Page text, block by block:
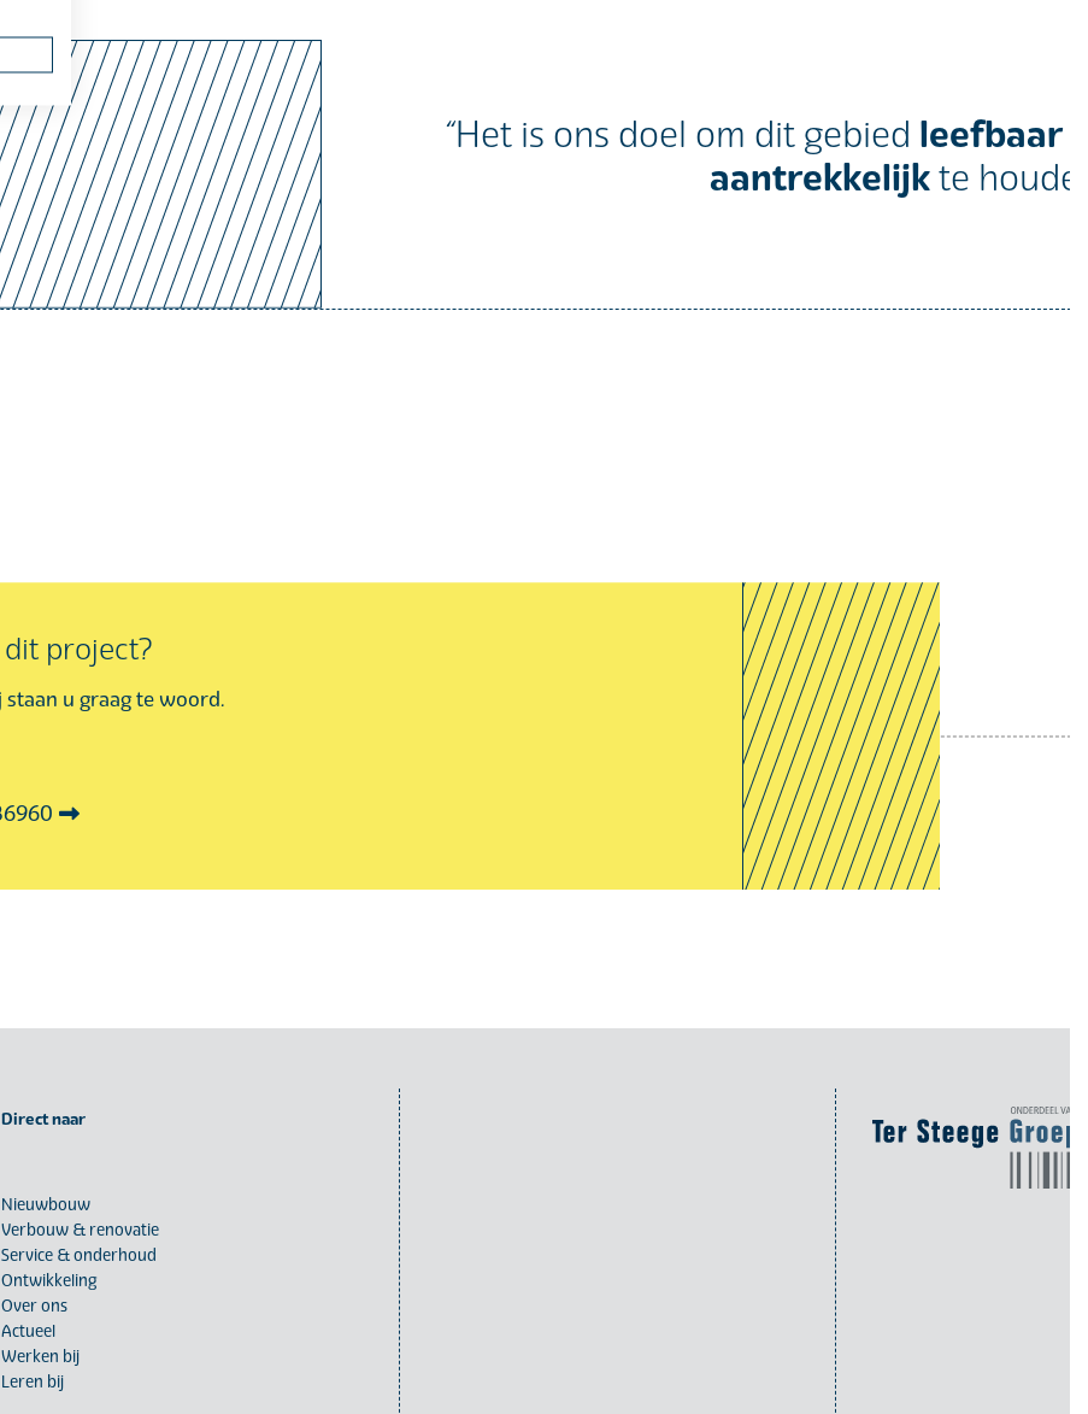
“Het is ons doel om dit gebied leefbaar
aantrekkelijkte
project?
u graag te woord.
Direct naar
Nieuwbouw
Verbouw & renovatie
Service & onderhoud
Ontwikkeling
Over ons
Actueel
Werken bij
Leren bij